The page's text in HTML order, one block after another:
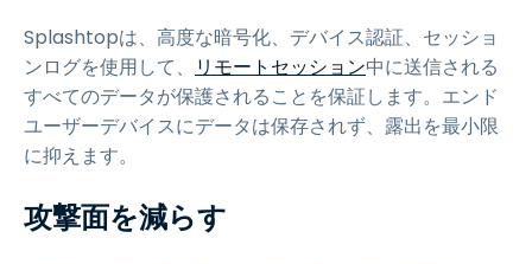
Splashtopは、高度な暗号化、デバイス認証、セッショ
ンログを使用して、
リモートセッション中に送信される
すべてのデータが保護されることを保証します。エンド
ユーザーデバイスにデータは保存されず、露出を最小限
に抑えます。
攻撃面を減らす